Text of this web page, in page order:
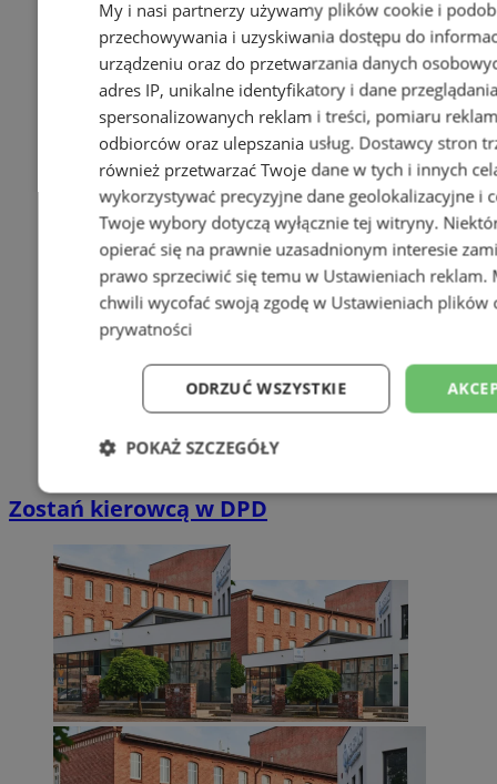
Zostań kierowcą w DPD
My i nasi partnerzy używamy plików cookie i
przechowywania i uzyskiwania dostępu do
urządzeniu oraz do przetwarzania danych
adres IP, unikalne identyfikatory i dane
spersonalizowanych reklam i treści, pomiaru
odbiorców oraz ulepszania usług. Dostawcy stron
również przetwarzać Twoje dane w tych i innych
wykorzystywać precyzyjne dane geolokalizacyjne i
Twoje wybory dotyczą wyłącznie tej witryny.
opierać się na prawnie uzasadnionym interesie
prawo sprzeciwić się temu w Ustawieniach reklam.
chwili wycofać swoją zgodę w Ustawieniach plików
prywatności
ODRZUĆ WSZYSTKIE
POKAŻ SZCZEGÓŁY
Niezbędne Wydajność
Niesklasyfikowane
Niezbędne Wydajność Targetowanie
Niezbędne pliki cookie umożliwiają korzystanie z podstawowych